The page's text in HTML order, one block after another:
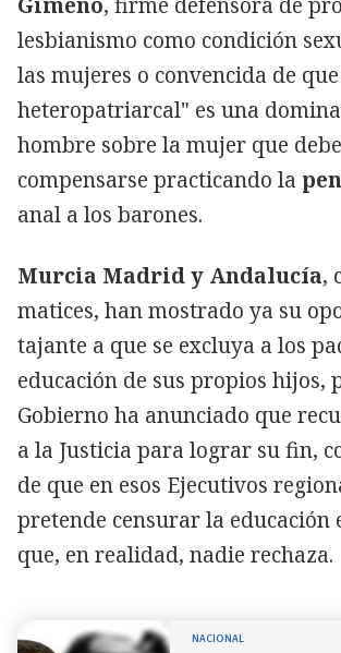
lesbianismo como condición
las mujeres o convencida de
heteropatriarcal" es una
hombre sobre la mujer que debe
compensarse practicando la
anal a los barones.
Murcia Madrid y Andalucía,
matices, han mostrado ya su
tajante a que se excluya a los
educación de sus propios hijos,
Gobierno ha anunciado que
a la Justicia para lograr su fin,
de que en esos Ejecutivos
pretende censurar la educación
que, en realidad, nadie rechaza.
NACIONAL